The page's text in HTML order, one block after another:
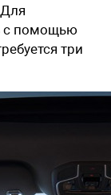
с помощью
три